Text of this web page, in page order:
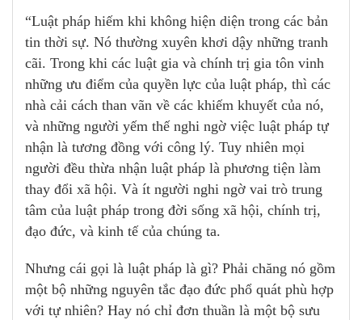
“Luật pháp hiếm khi không hiện diện trong các bản
tin thời sự. Nó thường xuyên khơi dậy những tranh
cãi. Trong khi các luật gia và chính trị gia tôn vinh
những ưu điểm của quyền lực của luật pháp, thì các
nhà cải cách than vãn về các khiếm khuyết của nó,
và những người yếm thế nghi ngờ việc luật pháp tự
nhận là tương đồng với công lý. Tuy nhiên mọi
người đều thừa nhận luật pháp là phương tiện làm
thay đổi xã hội. Và ít người nghi ngờ vai trò trung
tâm của luật pháp trong đời sống xã hội, chính trị,
đạo đức, và kinh tế của chúng ta.
Nhưng cái gọi là luật pháp là gì? Phải chăng nó gồm
một bộ những nguyên tắc đạo đức phổ quát phù hợp
với tự nhiên? Hay nó chỉ đơn thuần là một bộ sưu